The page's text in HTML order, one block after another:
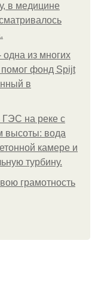
в медицине
из многих
фонд Spijt
в
на реке с
высоты: вода
камере и
турбину.
грамотность